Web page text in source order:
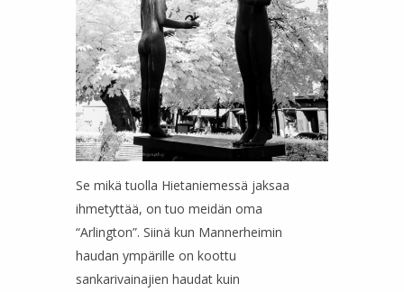
Se mikä tuolla Hietaniemessä jaksaa
ihmetyttää, on tuo meidän oma
“Arlington”. Siinä kun Mannerheimin
haudan ympärille on koottu
sankarivainajien haudat kuin